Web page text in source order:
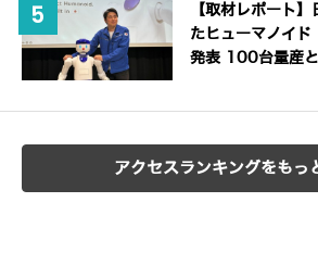
【取材レポート
たヒューマノイ
発表 100台量産
アクセスランキングをもっ